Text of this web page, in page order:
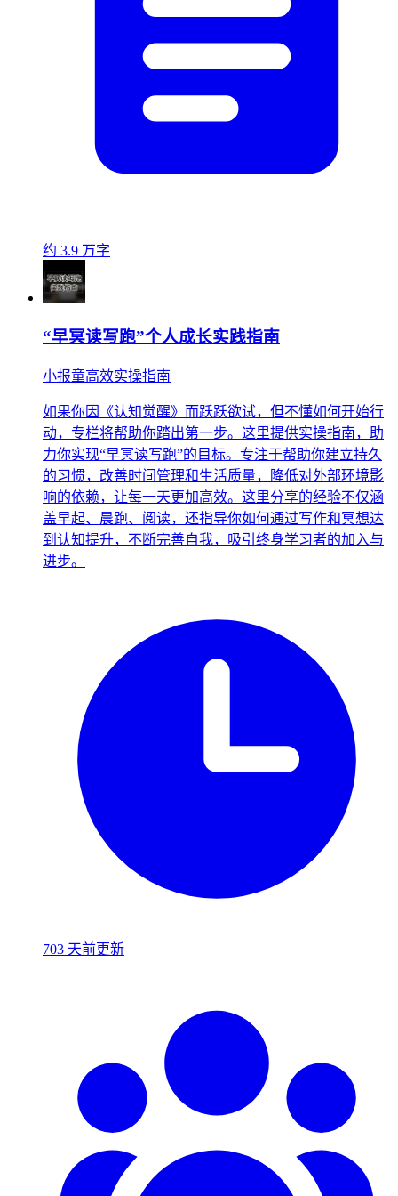
约 3.9 万字
“早冥读写跑”个人成长实践指南
小报童高效实操指南
如果你因《认知觉醒》而跃跃欲试，但不懂如何开始行
动，专栏将帮助你踏出第一步。这里提供实操指南，助
力你实现“早冥读写跑”的目标。专注于帮助你建立持久
的习惯，改善时间管理和生活质量，降低对外部环境影
响的依赖，让每一天更加高效。这里分享的经验不仅涵
盖早起、晨跑、阅读，还指导你如何通过写作和冥想达
到认知提升，不断完善自我，吸引终身学习者的加入与
进步。
703 天前更新